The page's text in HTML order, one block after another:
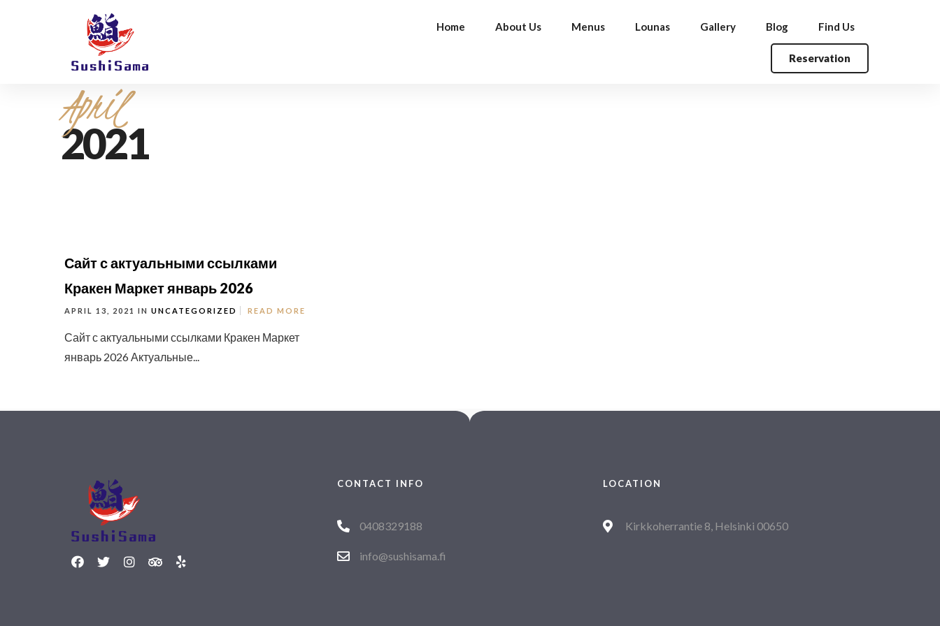
Home About Us Menus Lounas Gallery Blog Find Us
Reservation
April
2021
Сайт с актуальными ссылками
Кракен Маркет январь 2026
APRIL 13, 2021 IN UNCATEGORIZED READ MORE
Сайт с актуальными ссылками Кракен Маркет
январь 2026 Актуальные...
CONTACT INFO
0408329188
info@sushisama.fi
LOCATION
Kirkkoherrantie 8, Helsinki 00650